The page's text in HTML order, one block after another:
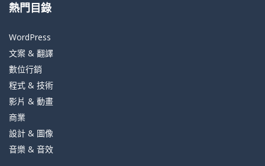
熱門目錄
WordPress
文案 & 翻譯
數位行銷
程式 & 技術
影片 & 動畫
商業
設計 & 圖像
音樂 & 音效